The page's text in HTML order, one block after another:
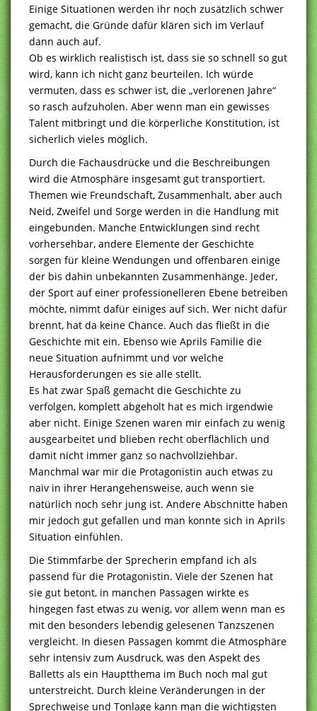
Einige Situationen werden ihr noch zusätzlich schwer
gemacht, die Gründe dafür klären sich im Verlauf
dann auch auf.
Ob es wirklich realistisch ist, dass sie so schnell so gut
wird, kann ich nicht ganz beurteilen. Ich würde
vermuten, dass es schwer ist, die „verlorenen Jahre“
so rasch aufzuholen. Aber wenn man ein gewisses
Talent mitbringt und die körperliche Konstitution, ist
sicherlich vieles möglich.
Durch die Fachausdrücke und die Beschreibungen
wird die Atmosphäre insgesamt gut transportiert.
Themen wie Freundschaft, Zusammenhalt, aber auch
Neid, Zweifel und Sorge werden in die Handlung mit
eingebunden. Manche Entwicklungen sind recht
vorhersehbar, andere Elemente der Geschichte
sorgen für kleine Wendungen und offenbaren einige
der bis dahin unbekannten Zusammenhänge. Jeder,
der Sport auf einer professionelleren Ebene betreiben
möchte, nimmt dafür einiges auf sich. Wer nicht dafür
brennt, hat da keine Chance. Auch das fließt in die
Geschichte mit ein. Ebenso wie Aprils Familie die
neue Situation aufnimmt und vor welche
Herausforderungen es sie alle stellt.
Es hat zwar Spaß gemacht die Geschichte zu
verfolgen, komplett abgeholt hat es mich irgendwie
aber nicht. Einige Szenen waren mir einfach zu wenig
ausgearbeitet und blieben recht oberflächlich und
damit nicht immer ganz so nachvollziehbar.
Manchmal war mir die Protagonistin auch etwas zu
naiv in ihrer Herangehensweise, auch wenn sie
natürlich noch sehr jung ist. Andere Abschnitte haben
mir jedoch gut gefallen und man konnte sich in Aprils
Situation einfühlen.
Die Stimmfarbe der Sprecherin empfand ich als
passend für die Protagonistin. Viele der Szenen hat
sie gut betont, in manchen Passagen wirkte es
hingegen fast etwas zu wenig, vor allem wenn man es
mit den besonders lebendig gelesenen Tanzszenen
vergleicht. In diesen Passagen kommt die Atmosphäre
sehr intensiv zum Ausdruck, was den Aspekt des
Balletts als ein Hauptthema im Buch noch mal gut
unterstreicht. Durch kleine Veränderungen in der
Sprechweise und Tonlage kann man die wichtigsten